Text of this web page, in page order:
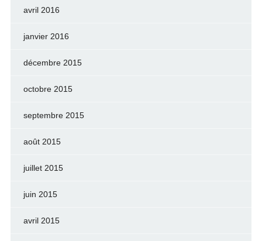
avril 2016
janvier 2016
décembre 2015
octobre 2015
septembre 2015
août 2015
juillet 2015
juin 2015
avril 2015